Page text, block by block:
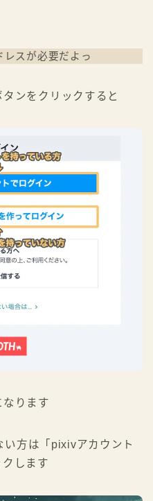
レスが必要だよっ
ンをクリックすると
なります
方は「pixivアカウント
します